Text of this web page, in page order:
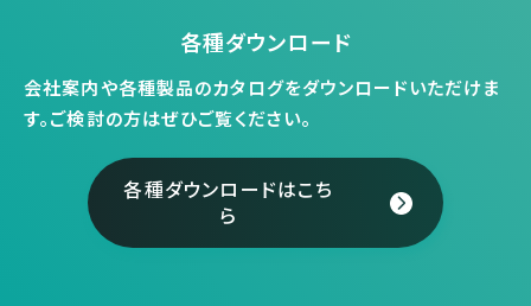
各種ダウンロード
会社案内や各種製品のカタログをダウンロードいただけま
す。ご検討の方はぜひご覧ください。
各種ダウンロードはこち
ら